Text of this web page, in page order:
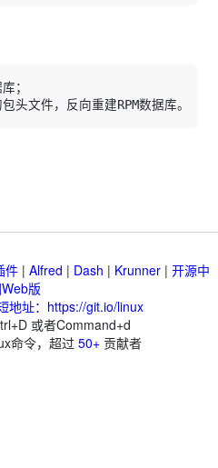
件 | Alfred | Dash | Krunner | 开源中
版
地址：https://git.io/linux
或者Command+d
命令，超过 50+ 贡献者